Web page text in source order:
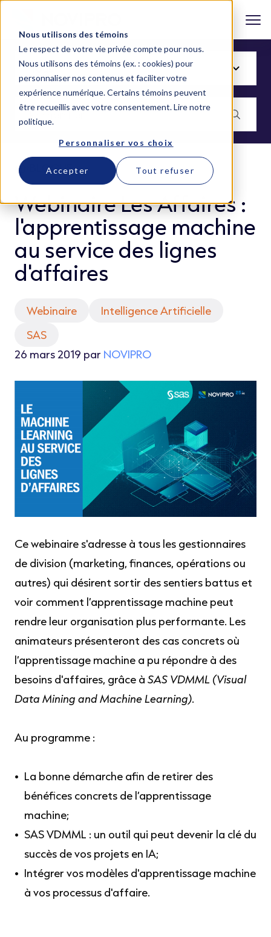
Nous utilisons des témoins
Le respect de votre vie privée compte pour nous.
Nous utilisons des témoins (ex. : cookies) pour
personnaliser nos contenus et faciliter votre
expérience numérique. Certains témoins peuvent
être recueillis avec votre consentement.Lire notre
politique.
Personnaliser vos choix
Accepter Tout refuser
BLOGUE
Webinaire Les Affaires :
l'apprentissage machine
au service des lignes
d'affaires
Webinaire
Intelligence Artificielle
SAS
26 mars 2019 par NOVIPRO
Ce webinaire s'adresse à tous les gestionnaires
de division (marketing, finances, opérations ou
autres) qui désirent sortir des sentiers battus et
voir comment l’apprentissage machine peut
rendre leur organisation plus performante. Les
animateurs présenteront des cas concrets où
l’apprentissage machine a pu répondre à des
besoins d'affaires, grâce à SAS VDMML (Visual
Data Mining and Machine Learning).
Au programme :
La bonne démarche afin de retirer des
bénéfices concrets de l’apprentissage
machine;
SAS VDMML : un outil qui peut devenir la clé du
succès de vos projets en IA;
Intégrer vos modèles d'apprentissage machine
à vos processus d'affaire.